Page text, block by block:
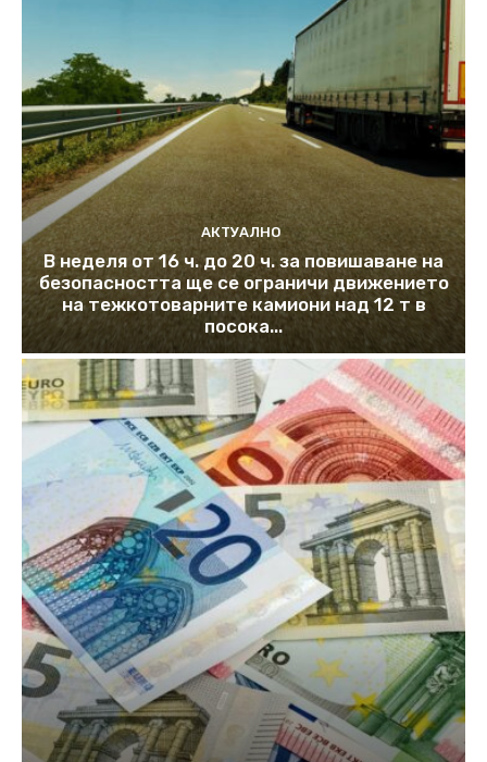
АКТУАЛНО
В неделя от 16 ч. до 20 ч. за повишаване на
безопасността ще се ограничи движението
на тежкотоварните камиони над 12 т в
посока...